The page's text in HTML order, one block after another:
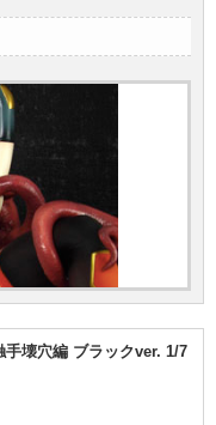
壊穴編 ブラックver. 1/7